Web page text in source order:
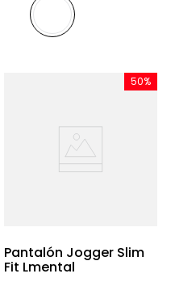
50%
Pantalón Jogger Slim
Fit Lmental